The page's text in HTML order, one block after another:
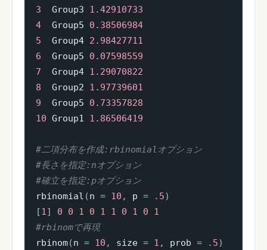
3
  Group3
1.42910733
4
  Group5
0.38506984
5
  Group4
2.98427711
6
  Group5
0.07598559
7
  Group4
1.29070822
8
  Group2
1.97739601
9
  Group5
0.73357828
10 Group1 1.86506419
#二項分布を作成:rbinomialオプション
#長さを指定:nオプション
#確立を指定:pオプション
rbinomial (n = 10 , p = .5)
[1] 0 0 1 0 1 1 0 1 0
1
#rbinomで再現
rbinom(n = 10 , size = 1 , prob = .5)